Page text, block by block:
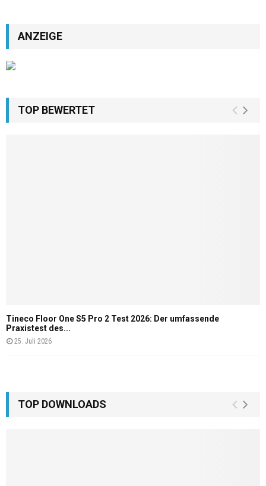
ANZEIGE
TOP BEWERTET
Tineco Floor One S5 Pro 2 Test 2026: Der umfassende
Praxistest des...
25. Juli 2026
TOP DOWNLOADS